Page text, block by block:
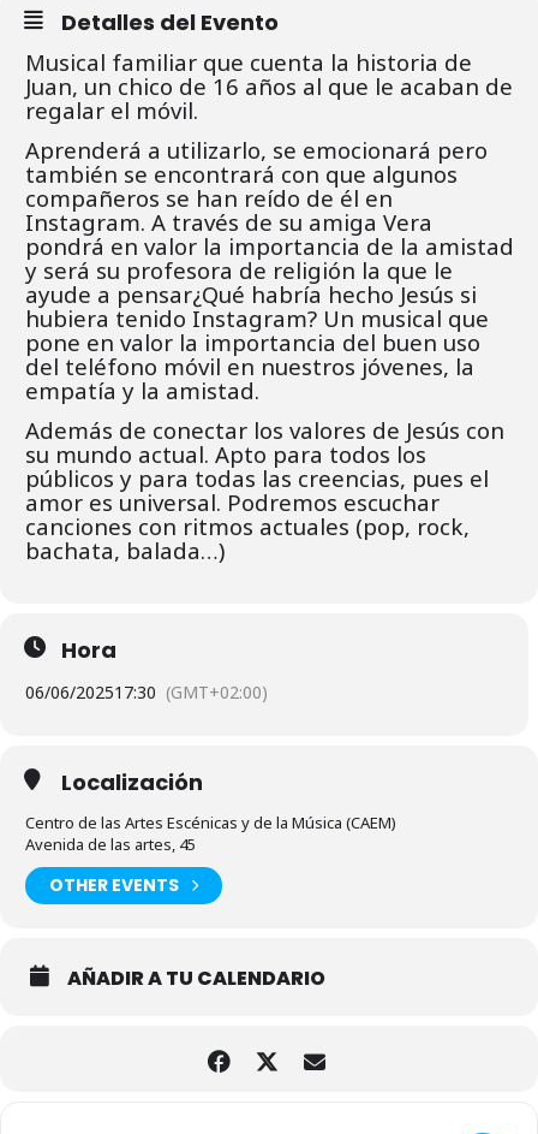
Detalles del Evento
Musical familiar que cuenta la historia de
Juan, un chico de 16 años al que le acaban de
regalar el móvil.
Aprenderá a utilizarlo, se emocionará pero
también se encontrará con que algunos
compañeros se han reído de él en
Instagram. A través de su amiga Vera
pondrá en valor la importancia de la amistad
y será su profesora de religión la que le
ayude a pensar¿Qué habría hecho Jesús si
hubiera tenido Instagram? Un musical que
pone en valor la importancia del buen uso
del teléfono móvil en nuestros jóvenes, la
empatía y la amistad.
Además de conectar los valores de Jesús con
su mundo actual. Apto para todos los
públicos y para todas las creencias, pues el
amor es universal. Podremos escuchar
canciones con ritmos actuales (pop, rock,
bachata, balada…)
Hora
06/06/202517:30 (GMT+02:00)
Localización
Centro de las Artes Escénicas y de la Música (CAEM)
Avenida de las artes, 45
OTHER EVENTS
AÑADIR A TU CALENDARIO